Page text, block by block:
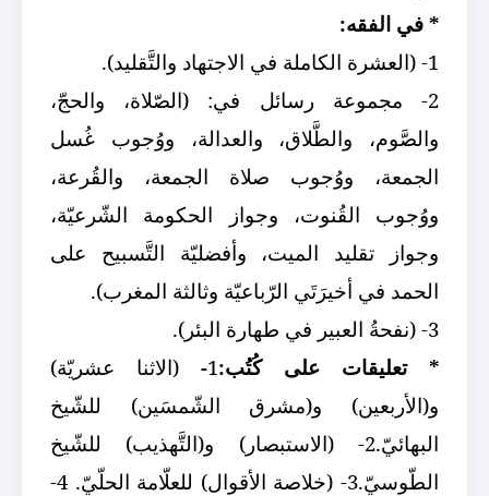
* في الفقه:
1- (العشرة الكاملة في الاجتهاد والتَّقليد).
2- مجموعة رسائل في: (الصّلاة، والحجّ،
والصَّوم، والطَّلاق، والعدالة، ووُجوب غُسل
الجمعة، ووُجوب صلاة الجمعة، والقُرعة،
ووُجوب القُنوت، وجواز الحكومة الشّرعيّة،
وجواز تقليد الميت، وأفضليّة التَّسبيح على
الحمد في أخيرَتَي الرّباعيّة وثالثة المغرب).
3- (نفحةُ العبير في طهارة البئر).
* تعليقات على كُتُب:1
-(الاثنا عشريّة)
و(الأربعين) و(مشرق الشّمسَين) للشّيخ
البهائيّ. 2- (الاستبصار) و(التَّهذيب) للشّيخ
الطّوسيّ.3- (خلاصة الأقوال) للعلّامة الحلّيّ.
4-